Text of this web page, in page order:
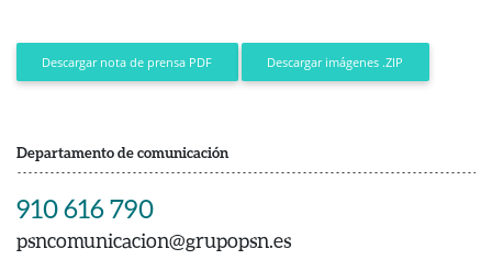
Descargar nota de prensa PDF Descargar imágenes .ZIP
Departamento de comunicación
910 616 790
psncomunicacion@grupopsn.es